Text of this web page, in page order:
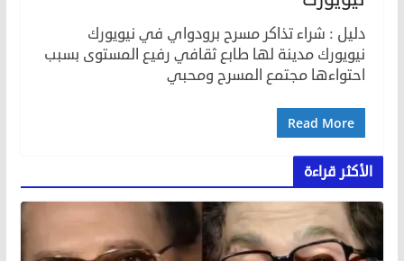
دليل : شراء تذاكر مسرح برودواي في نيويورك
نيويورك مدينة لها طابع ثقافي رفيع المستوى بسبب
احتواءها مجتمع المسرح ومحبي
Read More
الأكثر قراءة